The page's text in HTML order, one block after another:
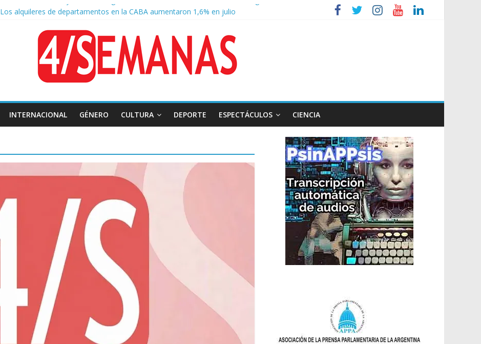
Los alquileres de departamentos en la CABA aumentaron 1,6% en julio
Rechazo a la Ley de Tierras: se espera un fuerte operativo frente al Congreso
Ley de Tierras: el rechazo ganó en las redes
Manuel Belgrano: reparación histórica en el solar natal
INTERNACIONAL GÉNERO CULTURA DEPORTE ESPECTÁCULOS CIENCIA